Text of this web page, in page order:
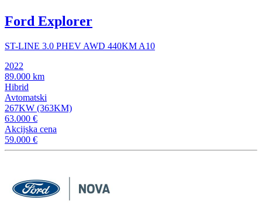
Ford Explorer
ST-LINE 3.0 PHEV AWD 440KM A10
2022
89.000 km
Hibrid
Avtomatski
267KW (363KM)
63.000 €
Akcijska cena
59.000 €